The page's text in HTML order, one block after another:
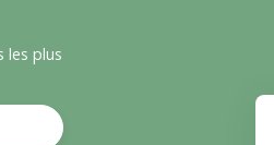
les plus